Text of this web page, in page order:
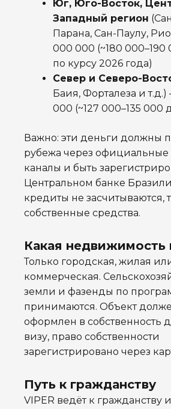
Юг, Юго-Восток,
Западный регион
Парана, Сан-Паулу, Рио
000 000 (~180 000–190
по курсу 2026 года)
Север и Северо-
Баия, Форталеза и
000 (~127 000–135 000
Важно: эти деньги должны
рубежа через официальные
каналы и быть
Центральном банке
кредиты не засчитываются,
собственные средства.
Какая недвижимость
Только городская, жилая
коммерческая.
земли и фазенды по
принимаются. Объект
оформлен в собственность
визу, право собственности
зарегистрировано через
Путь к гражданству
VIPER ведёт к гражданству